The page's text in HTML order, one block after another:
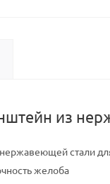
из
стали
желоба